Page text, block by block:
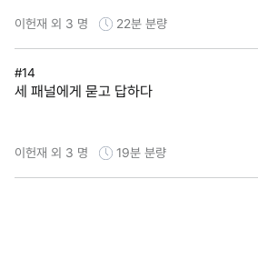
이헌재 외 3 명 22분 분량
#14
세 패널에게 묻고 답하다
이헌재 외 3 명 19분 분량